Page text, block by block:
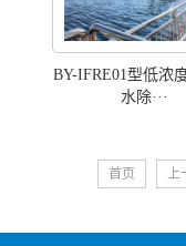
BY-IFRE01型低浓
水除···
首页 上